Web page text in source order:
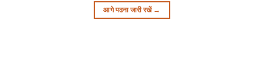
आगे पढना जारी रखें →